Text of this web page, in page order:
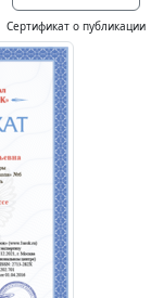
Сертификат о публикации